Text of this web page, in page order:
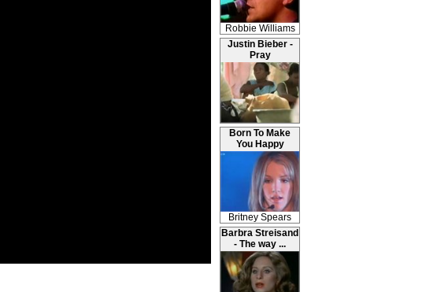
Robbie Williams
Justin Bieber -
Pray
Born To Make
You Happy
Britney Spears
Barbra Streisand
- The way ...